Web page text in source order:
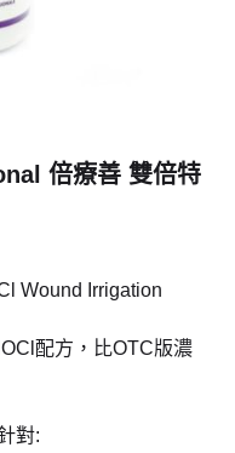
倍療善 雙倍特
Wound Irrigation
配方，比OTC版濃
對: